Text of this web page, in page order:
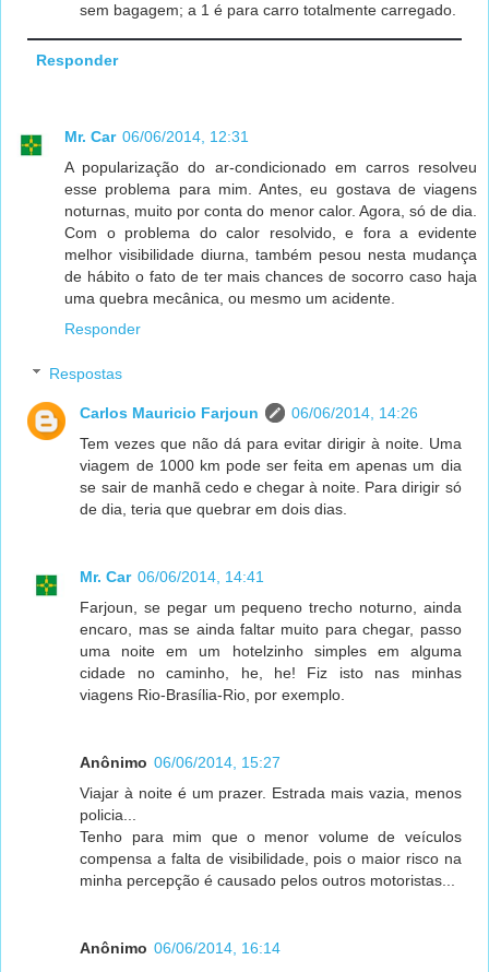
sem bagagem; a 1 é para carro totalmente carregado.
Responder
Mr. Car 06/06/2014, 12:31
A popularização do ar-condicionado em carros resolveu
esse problema para mim. Antes, eu gostava de viagens
noturnas, muito por conta do menor calor. Agora, só de dia.
Com o problema do calor resolvido, e fora a evidente
melhor visibilidade diurna, também pesou nesta mudança
de hábito o fato de ter mais chances de socorro caso haja
uma quebra mecânica, ou mesmo um acidente.
Responder
Respostas
Carlos Mauricio Farjoun
06/06/2014, 14:26
Tem vezes que não dá para evitar dirigir à noite. Uma
viagem de 1000 km pode ser feita em apenas um dia
se sair de manhã cedo e chegar à noite. Para dirigir só
de dia, teria que quebrar em dois dias.
Mr. Car 06/06/2014, 14:41
Farjoun, se pegar um pequeno trecho noturno, ainda
encaro, mas se ainda faltar muito para chegar, passo
uma noite em um hotelzinho simples em alguma
cidade no caminho, he, he! Fiz isto nas minhas
viagens Rio-Brasília-Rio, por exemplo.
Anônimo 06/06/2014, 15:27
Viajar à noite é um prazer. Estrada mais vazia, menos
policia...
Tenho para mim que o menor volume de veículos
compensa a falta de visibilidade, pois o maior risco na
minha percepção é causado pelos outros motoristas...
Anônimo 06/06/2014, 16:14